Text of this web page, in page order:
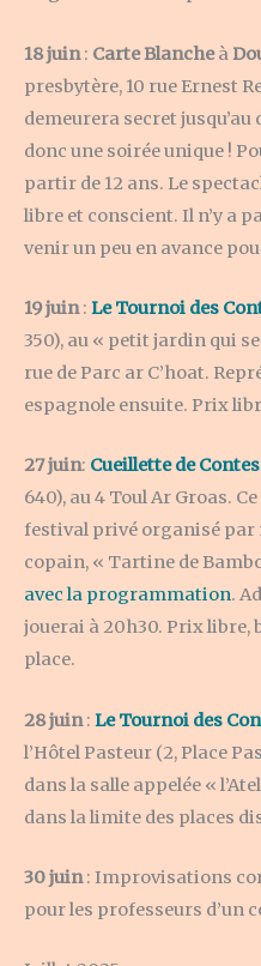
18 juin: Carte Blancheà
presbytère, 10 rue Ernest
demeurera secret jusqu’au
donc une soirée unique !
partir de 12 ans. Le
libre et conscient. Il n’y a
venir un peu en avance
19 juin: Le Tournoi des
350), au « petit jardin qui
rue de Parc ar C’hoat.
espagnole ensuite. Prix
27 juin: Cueillette de
640), au 4 Toul Ar Groas.
festival privé organisé par
copain, « Tartine de
avec la programmation.
jouerai à 20h30. Prix
place.
28 juin: Le Tournoi des
l’Hôtel Pasteur (2, Place
dans la salle appelée «
dans la limite des places
30 juin: Improvisations
pour les professeurs d’un